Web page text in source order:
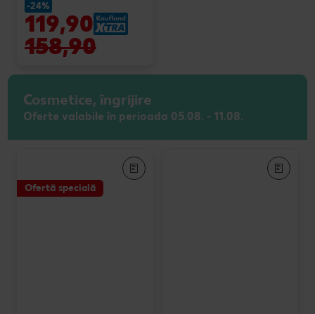
-24%
119,90
158,90
Cosmetice, îngrijire
Oferte valabile în perioada 05.08. - 11.08.
Ofertă specială